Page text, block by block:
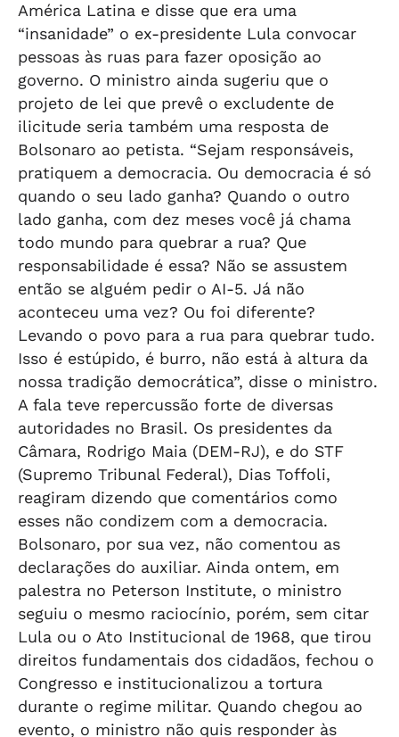
América Latina e disse que era uma
“insanidade” o ex-presidente Lula convocar
pessoas às ruas para fazer oposição ao
governo. O ministro ainda sugeriu que o
projeto de lei que prevê o excludente de
ilicitude seria também uma resposta de
Bolsonaro ao petista. “Sejam responsáveis,
pratiquem a democracia. Ou democracia é só
quando o seu lado ganha? Quando o outro
lado ganha, com dez meses você já chama
todo mundo para quebrar a rua? Que
responsabilidade é essa? Não se assustem
então se alguém pedir o AI-5. Já não
aconteceu uma vez? Ou foi diferente?
Levando o povo para a rua para quebrar tudo.
Isso é estúpido, é burro, não está à altura da
nossa tradição democrática”, disse o ministro.
A fala teve repercussão forte de diversas
autoridades no Brasil. Os presidentes da
Câmara, Rodrigo Maia (DEM-RJ), e do STF
(Supremo Tribunal Federal), Dias Toffoli,
reagiram dizendo que comentários como
esses não condizem com a democracia.
Bolsonaro, por sua vez, não comentou as
declarações do auxiliar. Ainda ontem, em
palestra no Peterson Institute, o ministro
seguiu o mesmo raciocínio, porém, sem citar
Lula ou o Ato Institucional de 1968, que tirou
direitos fundamentais dos cidadãos, fechou o
Congresso e institucionalizou a tortura
durante o regime militar. Quando chegou ao
evento, o ministro não quis responder às